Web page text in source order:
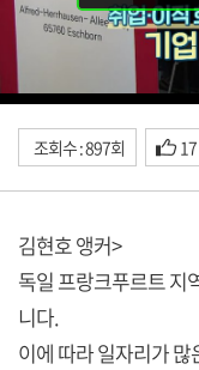
조회수 : 897회 17
김현호 앵커>
독일 프랑크푸르트 지
니다.
이에 따라 일자리가